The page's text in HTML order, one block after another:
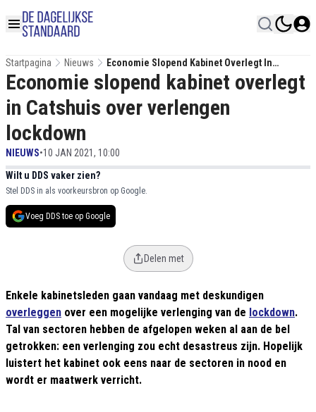
Startpagina Nieuws
Economie Slopend Kabinet Overlegt In
Catshuis Over Verlengen Lockdown
Economie slopend kabinet overlegt
in Catshuis over verlengen
lockdown
NIEUWS•10 JAN 2021, 10:00
Wilt u DDS vaker zien?
Stel DDS in als voorkeursbron op Google.
Voeg DDS toe op Google
Delen met
Enkele kabinetsleden gaan vandaag met deskundigen
overleggen over een mogelijke verlenging van de lockdown.
Tal van sectoren hebben de afgelopen weken al aan de bel
getrokken: een verlenging zou echt desastreus zijn. Hopelijk
luistert het kabinet ook eens naar de sectoren in nood en
wordt er maatwerk verricht.